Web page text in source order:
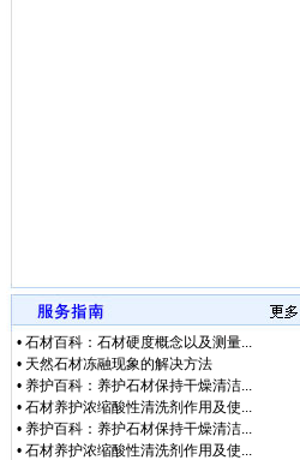
• 石材百科：石材硬度概念以及测量...
• 天然石材冻融现象的解决方法
• 养护百科：养护石材保持干燥清洁...
• 石材养护浓缩酸性清洗剂作用及使...
• 养护百科：养护石材保持干燥清洁...
• 石材养护浓缩酸性清洗剂作用及使...